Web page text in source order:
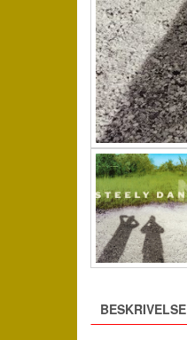
BESKRIVELSE